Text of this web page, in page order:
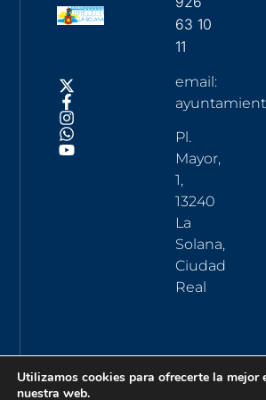
63 10
11
email:
Pl.
Mayor,
1,
13240
La
Solana,
Ciudad
Real
Utilizamos cookies para ofrecerte la mejor
nuestra web.